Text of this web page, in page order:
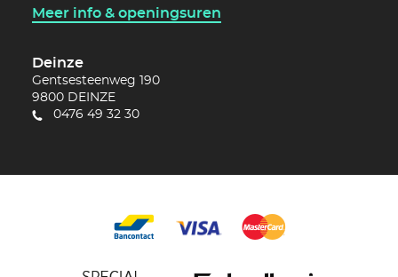
Meer info & openingsuren
Deinze
Gentsesteenweg 190
9800 DEINZE
0476 49 32 30